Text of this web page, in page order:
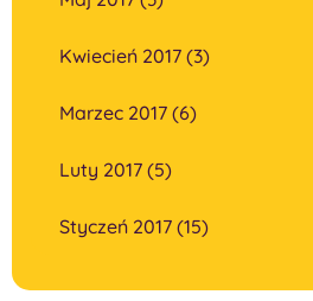
Kwiecień 2017 (3)
Marzec 2017 (6)
Luty 2017 (5)
Styczeń 2017 (15)